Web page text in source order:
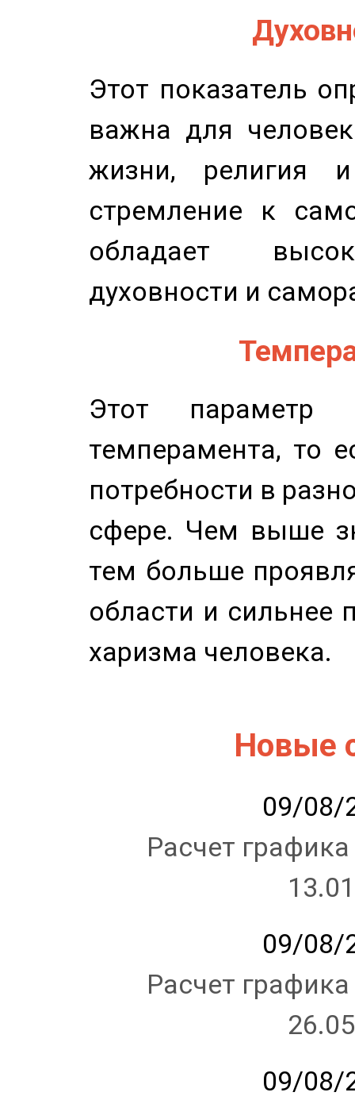
Этот показатель
важна для
жизни, религия
стремление к
обладает
духовности и
Этот параметр
темперамента, то
потребности в
сфере. Чем выше
тем больше
области и сильнее
харизма человека.
Новые
09/08/
Расчет
09/08/
Расчет
09/08/